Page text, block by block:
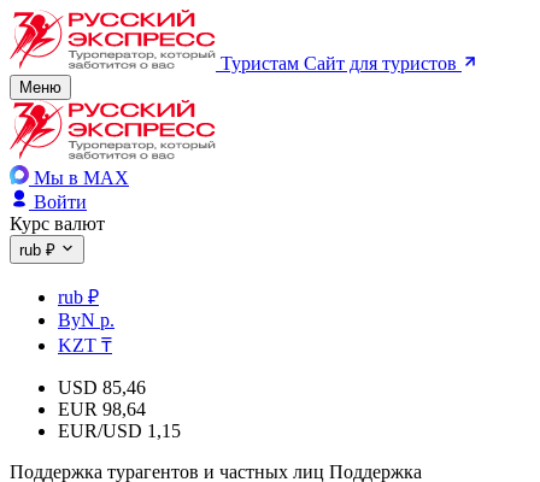
Туристам Сайт для туристов
Меню
Мы в MAX
Войти
Курс валют
rub ₽
rub ₽
ByN р.
KZT ₸
USD 85,46
EUR 98,64
EUR/USD 1,15
Поддержка турагентов и частных лиц Поддержка